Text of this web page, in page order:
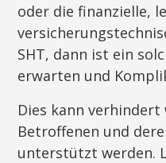
oder die finanzielle,
SHT, dann ist ein
erwarten und
Dies kann
Betroffenen und
unterstützt werden.